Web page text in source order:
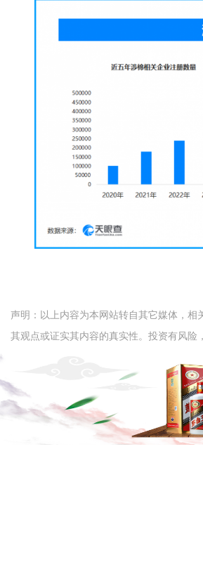
声明：以上内容为本网站转自其它媒体，
其观点或证实其内容的真实性。投资有风险